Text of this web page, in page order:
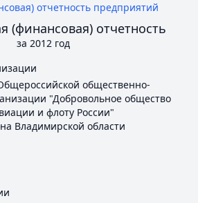
отчетность предприятий
(финансовая) отчетность
за 2012 год
общественно-
"Добровольное общество
и флоту России"
Владимирской области